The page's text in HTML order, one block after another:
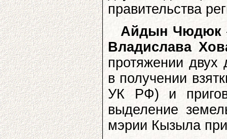
правительства
Айдын Чюдюк
Владислава
протяжении двух
в получении
УК РФ) и
выделение
мэрии Кызыла